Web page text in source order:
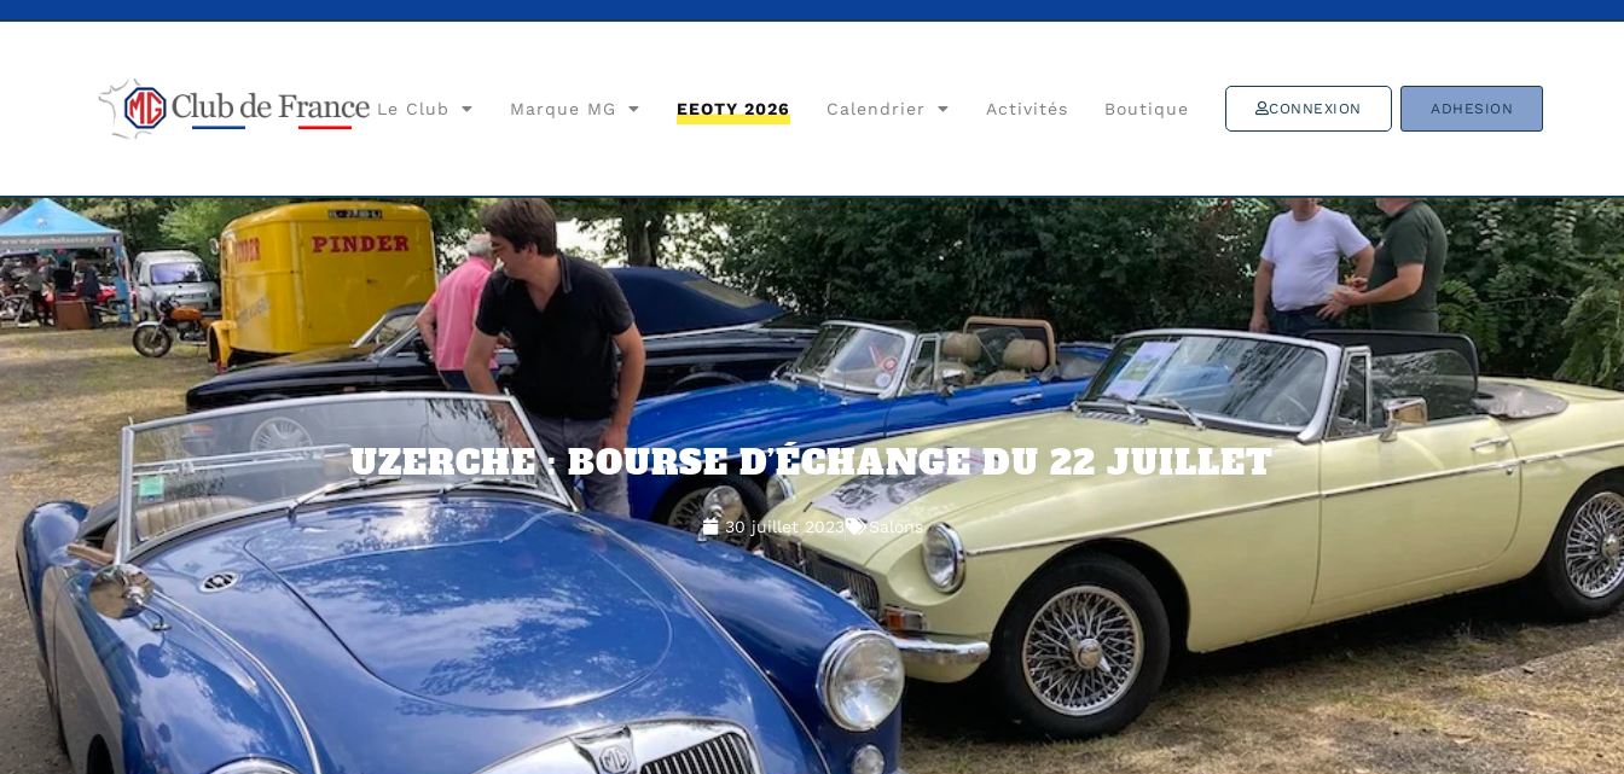
Le Club Marque MG EEOTY 2026 Calendrier Activités Boutique CONNEXION ADHESION
UZERCHE : BOURSE D’ÉCHANGE DU 22 JUILLET
30 juillet 2023 Salons